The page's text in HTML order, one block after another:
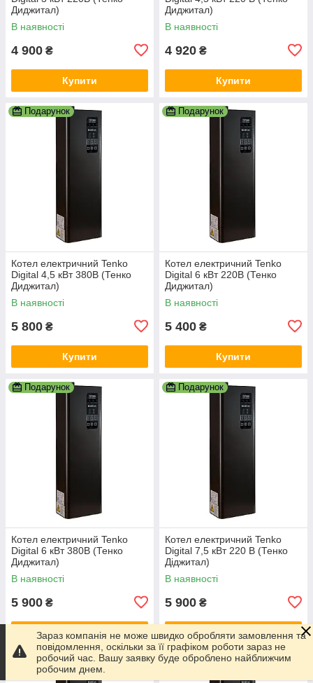
Диджитал)
В наявності
4 900 ₴
Купити
Диджитал)
В наявності
4 920 ₴
Купити
Подарунок
Котел електричний Tenko
Digital 4,5 кВт 380В (Тенко
Диджитал)
В наявності
5 800 ₴
Купити
Подарунок
Котел електричний Tenko
Digital 6 кВт 220В (Тенко
Диджитал)
В наявності
5 400 ₴
Купити
Подарунок
Котел електричний Tenko
Digital 6 кВт 380В (Тенко
Диджитал)
В наявності
5 900 ₴
Купити
Подарунок
Котел електричний Tenko
Digital 7,5 кВт 220 В (Тенко
Діджитал)
В наявності
5 900 ₴
Купити
Подарунок Подарунок
Зараз компанія не може швидко обробляти замовлення та
повідомлення, оскільки за її графіком роботи зараз не
робочий час. Вашу заявку буде оброблено найближчим
робочим днем.